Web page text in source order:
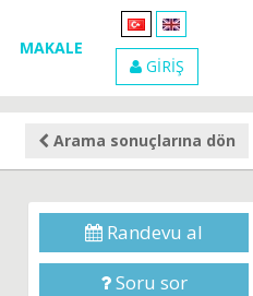
GİRİŞ
MAKALE
Arama sonuçlarına dön
Randevu al
Soru sor